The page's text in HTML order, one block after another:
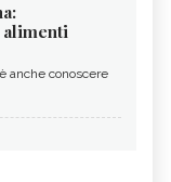
alimenti
anche conoscere